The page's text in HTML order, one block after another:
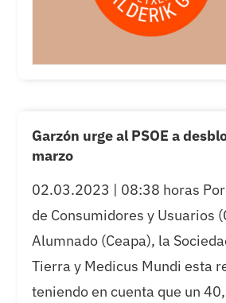
Garzón urge al PSOE a
marzo
02.03.2023 | 08:38 horas
de Consumidores y Usuarios
Alumnado (Ceapa), la
Tierra y Medicus Mundi esta
teniendo en cuenta que un